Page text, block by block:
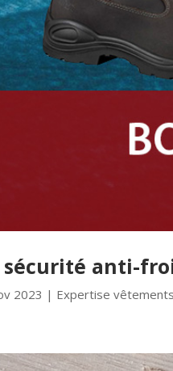
sécurité anti-
2023 | Expertise